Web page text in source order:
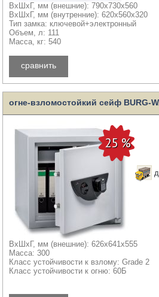
ВхШхГ, мм (внешние): 790x730x560
ВхШхГ, мм (внутренние): 620x560x320
Тип замка: ключевой+электронный
Объем, л: 111
Масса, кг: 540
сравнить
огне-взломостойкий сейф BURG-
ВхШхГ, мм (внешние): 626x641x555
Масса: 300
Класс устойчивости к взлому: Grade 2
Класс устойчивости к огню: 60Б